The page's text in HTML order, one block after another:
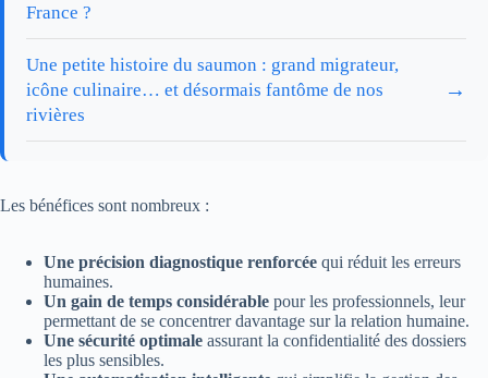
France ?
Une petite histoire du saumon : grand migrateur,
icône culinaire… et désormais fantôme de nos
rivières
→
Les bénéfices sont nombreux :
Une précision diagnostique renforcée qui réduit les erreurs
humaines.
Un gain de temps considérable pour les professionnels, leur
permettant de se concentrer davantage sur la relation humaine.
Une sécurité optimale assurant la confidentialité des dossiers
les plus sensibles.